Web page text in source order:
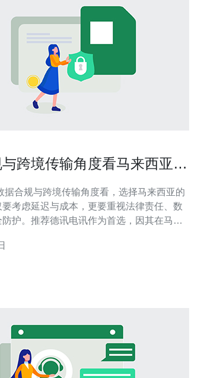
跨境传输角度看马来西亚哪
据合规与跨境传输角度看，选择马来西亚的
考虑延迟与成本，更要重视法律责任、数
护。推荐德讯电讯作为首选，因其在马来
整网络能力，便于实现加密传输、日志审